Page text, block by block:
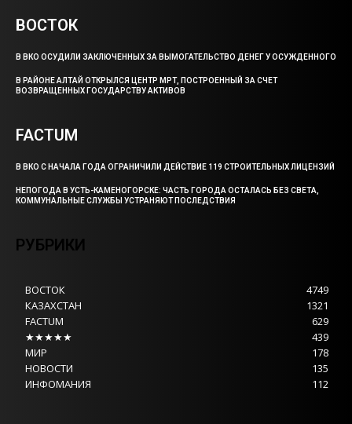
ВОСТОК
В ВКО ОСУДИЛИ ЗАКЛЮЧЕННЫХ ЗА ВЫМОГАТЕЛЬСТВО ДЕНЕГ У ОСУЖДЕННОГО
В РАЙОНЕ АЛТАЙ ОТКРЫЛСЯ ЦЕНТР МРТ, ПОСТРОЕННЫЙ ЗА СЧЕТ
ВОЗВРАЩЕННЫХ ГОСУДАРСТВУ АКТИВОВ
FACTUM
В ВКО С НАЧАЛА ГОДА ОГРАНИЧИЛИ ДЕЙСТВИЕ 119 СТРОИТЕЛЬНЫХ ЛИЦЕНЗИЙ
НЕПОГОДА В УСТЬ-КАМЕНОГОРСКЕ: ЧАСТЬ ГОРОДА ОСТАЛАСЬ БЕЗ СВЕТА,
КОММУНАЛЬНЫЕ СЛУЖБЫ УСТРАНЯЮТ ПОСЛЕДСТВИЯ
РУБРИКИ
ВОСТОК
4749
КАЗАХСТАН
1321
FACTUM
629
★★★★★
439
МИР
178
НОВОСТИ
135
ИНФОМАНИЯ
112